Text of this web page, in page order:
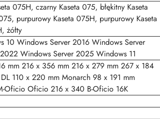
075H, czarny Kaseta 075, błękitny Kaseta
purpurowy Kaseta 075H, purpurowy Kaseta
żółty
10 Windows Server 2016 Windows Server
Windows Server 2025 Windows 11
mm 216 x 356 mm 216 x 279 mm 267 x 184
110 x 220 mm Monarch 98 x 191 mm
Oficio Oficio 216 x 340 B-Oficio 16K